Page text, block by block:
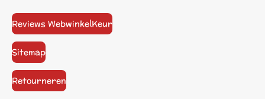
Reviews WebwinkelKeur
Sitemap
Retourneren